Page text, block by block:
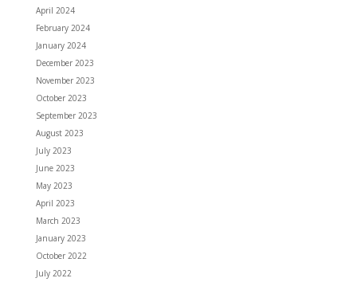
April 2024
February 2024
January 2024
December 2023
November 2023
October 2023
September 2023
August 2023
July 2023
June 2023
May 2023
April 2023
March 2023
January 2023
October 2022
July 2022